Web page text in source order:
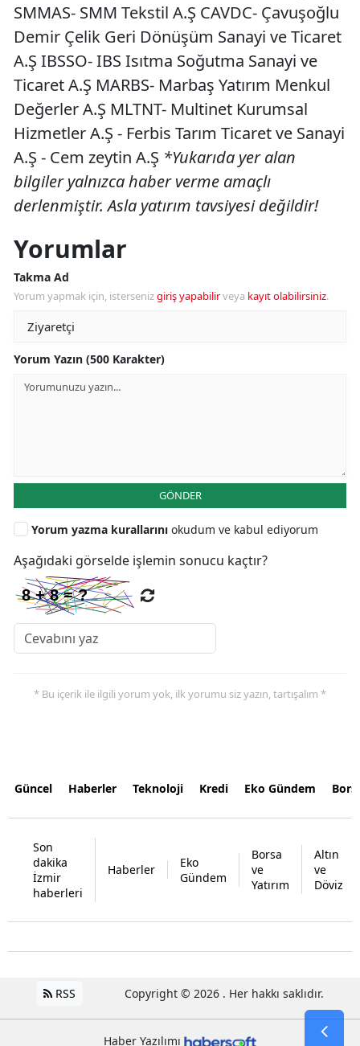
SMMAS- SMM Tekstil A.Ş CAVDC- Çavuşoğlu
Demir Çelik Geri Dönüşüm Sanayi ve Ticaret
A.Ş IBSSO- IBS Isıtma Soğutma Sanayi ve
Ticaret A.Ş MARBS- Marbaş Yatırım Menkul
Değerler A.Ş MLTNT- Multinet Kurumsal
Hizmetler A.Ş - Ferbis Tarım Ticaret ve Sanayi
A.Ş - Cem zeytin A.Ş *Yukarıda yer alan
bilgiler yalnızca haber verme amaçlı
derlenmiştir. Asla yatırım tavsiyesi değildir!
Yorumlar
Takma Ad
Yorum yapmak için, istersenizgiriş yapabilirveya kayıt olabilirsiniz.
Yorum Yazın (500 Karakter)
GÖNDER
Yorum yazma kurallarını okudum ve kabul ediyorum
Aşağıdaki görselde işlemin sonucu kaçtır?
* Bu içerik ile ilgili yorum yok, ilk yorumu siz yazın, tartışalım *
Güncel Haberler Teknoloji Kredi Eko Gündem
Son
dakika
İzmir
haberleri
Haberler
Eko
Gündem
Borsa
ve
Yatırım
Altın
ve
Döviz
RSS Copyright © 2026 . Her hakkı saklıdır.
Haber Yazılımı